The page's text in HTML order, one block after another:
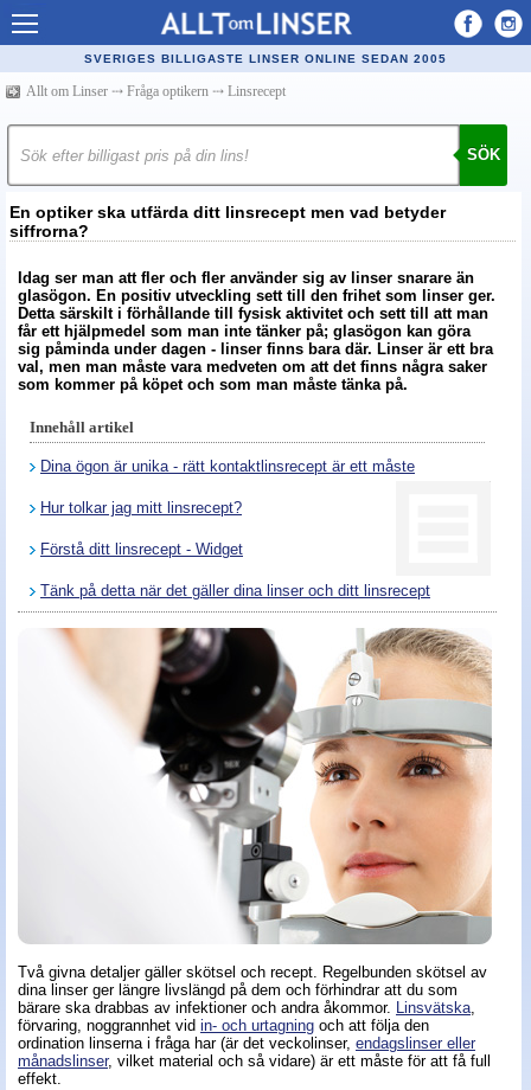
Allt om Linser
Billiga kontaktlinser
Köpa linser på nätet
Populära linser
Linsvätska
Optiker
Synfel
Glasögon
SVERIGES BILLIGASTE LINSER ONLINE SEDAN 2005
Allt om Linser ⤏ Fråga optikern ⤏ Linsrecept
SÖK
En optiker ska utfärda ditt linsrecept men vad betyder
siffrorna?
Idag ser man att fler och fler använder sig av linser snarare än
glasögon. En positiv utveckling sett till den frihet som linser ger.
Detta särskilt i förhållande till fysisk aktivitet och sett till att man
får ett hjälpmedel som man inte tänker på; glasögon kan göra
sig påminda under dagen - linser finns bara där. Linser är ett bra
val, men man måste vara medveten om att det finns några saker
som kommer på köpet och som man måste tänka på.
Innehåll artikel
Dina ögon är unika - rätt kontaktlinsrecept är ett måste
Hur tolkar jag mitt linsrecept?
Förstå ditt linsrecept - Widget
Tänk på detta när det gäller dina linser och ditt linsrecept
Två givna detaljer gäller skötsel och recept. Regelbunden skötsel av
dina linser ger längre livslängd på dem och förhindrar att du som
bärare ska drabbas av infektioner och andra åkommor. Linsvätska,
förvaring, noggrannhet vid in- och urtagning och att följa den
ordination linserna i fråga har (är det veckolinser, endagslinser eller
månadslinser, vilket material och så vidare) är ett måste för att få full
effekt.